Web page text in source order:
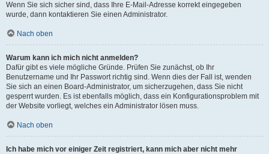
Wenn Sie sich sicher sind, dass Ihre E-Mail-Adresse korrekt eingegeben
wurde, dann kontaktieren Sie einen Administrator.
Nach oben
Warum kann ich mich nicht anmelden?
Dafür gibt es viele mögliche Gründe. Prüfen Sie zunächst, ob Ihr
Benutzername und Ihr Passwort richtig sind. Wenn dies der Fall ist, wenden
Sie sich an einen Board-Administrator, um sicherzugehen, dass Sie nicht
gesperrt wurden. Es ist ebenfalls möglich, dass ein Konfigurationsproblem mit
der Website vorliegt, welches ein Administrator lösen muss.
Nach oben
Ich habe mich vor einiger Zeit registriert, kann mich aber nicht mehr